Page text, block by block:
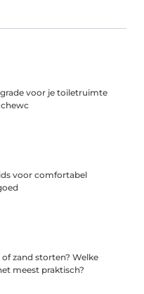
voor je toiletruimte
voor comfortabel
zand storten? Welke
meest praktisch?